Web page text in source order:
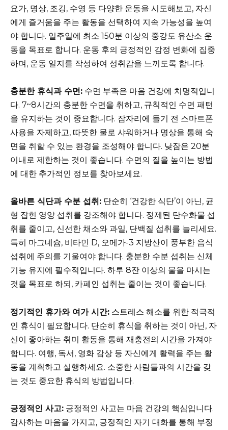
요가, 명상, 조깅, 수영 등 다양한 운동을 시도해보고, 자신
에게 즐거움을 주는 활동을 선택하여 지속 가능성을 높여
야 합니다. 일주일에 최소 150분 이상의 중강도 유산소 운
동을 목표로 합니다. 운동 후의 긍정적인 감정 변화에 집중
하며, 운동 일지를 작성하여 성취감을 느끼도록 합니다.
충분한 휴식과 수면: 수면 부족은 마음 건강에 치명적입니
다. 7~8시간의 충분한 수면을 취하고, 규칙적인 수면 패턴
을 유지하는 것이 중요합니다. 잠자리에 들기 전 스마트폰
사용을 자제하고, 따뜻한 물로 샤워하거나 명상을 통해 숙
면을 취할 수 있는 환경을 조성해야 합니다. 낮잠은 20분
이내로 제한하는 것이 좋습니다. 수면의 질을 높이는 방법
에 대한 추가적인 정보를 찾아보세요.
올바른 식단과 수분 섭취: 단순히 ‘건강한 식단’이 아닌, 균
형 잡힌 영양 섭취를 강조해야 합니다. 정제된 탄수화물 섭
취를 줄이고, 신선한 채소와 과일, 단백질 섭취를 늘리세요.
특히 마그네슘, 비타민 D, 오메가-3 지방산이 풍부한 음식
섭취에 주의를 기울여야 합니다. 충분한 수분 섭취는 신체
기능 유지에 필수적입니다. 하루 8잔 이상의 물을 마시는
것을 목표로 하되, 카페인 섭취는 줄이는 것이 좋습니다.
정기적인 휴가와 여가 시간: 스트레스 해소를 위한 적극적
인 휴식이 필요합니다. 단순히 휴식을 취하는 것이 아닌, 자
신이 좋아하는 취미 활동을 통해 재충전의 시간을 가져야
합니다. 여행, 독서, 영화 감상 등 자신에게 활력을 주는 활
동을 계획하고 실행하세요. 소중한 사람들과의 시간을 갖
는 것도 중요한 휴식의 방법입니다.
긍정적인 사고: 긍정적인 사고는 마음 건강의 핵심입니다.
감사하는 마음을 가지고, 긍정적인 자기 대화를 통해 부정